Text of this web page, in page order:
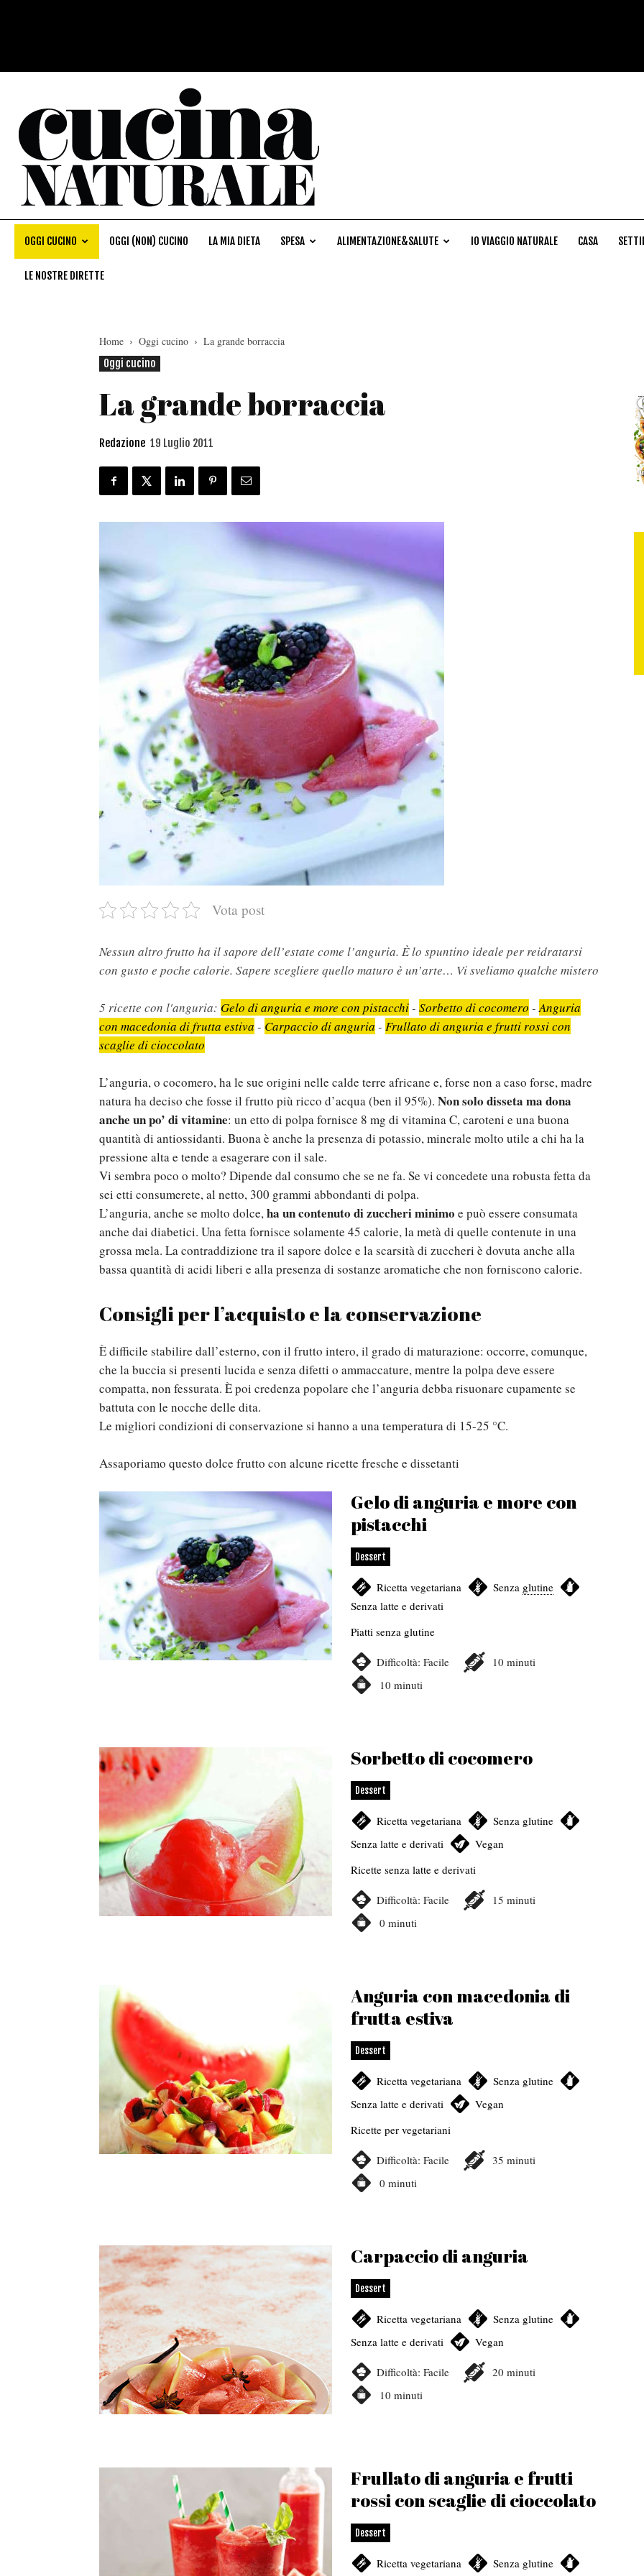
OGGI CUCINO OGGI (NON) CUCINO LA MIA DIETA SPESA ALIMENTAZIONE&SALUTE IO VIAGGIO NATURALE CASA
LE NOSTRE DIRETTE
Home Oggi cucino
La grande borraccia
Oggi cucino
La grande borraccia
Redazione 19 Luglio 2011
Vota post
Nessun altro frutto ha il sapore dell’estate come l’anguria. È lo spuntino ideale per reidratarsi
con gusto e poche calorie. Sapere scegliere quello maturo è un’arte… Vi sveliamo qualche mistero
5 ricette con l'anguria: Gelo di anguria e more con pistacchi - Sorbetto di cocomero -Anguria
con macedonia di frutta estiva - Carpaccio di anguria - Frullato di anguria e frutti rossi con
scaglie di cioccolato
L’anguria, o cocomero, ha le sue origini nelle calde terre africane e, forse non a caso forse, madre
natura ha deciso che fosse il frutto più ricco d’acqua (ben il 95%). Non solo disseta ma dona
anche un po’ di vitamine: un etto di polpa fornisce 8 mg di vitamina C, caroteni e una buona
quantità di antiossidanti. Buona è anche la presenza di potassio, minerale molto utile a chi ha la
pressione alta e tende a esagerare con il sale.
Vi sembra poco o molto? Dipende dal consumo che se ne fa. Se vi concedete una robusta fetta da
sei etti consumerete, al netto, 300 grammi abbondanti di polpa.
L’anguria, anche se molto dolce,ha un contenuto di zuccheri minimo e può essere consumata
anche dai diabetici. Una fetta fornisce solamente 45 calorie, la metà di quelle contenute in una
grossa mela. La contraddizione tra il sapore dolce e la scarsità di zuccheri è dovuta anche alla
bassa quantità di acidi liberi e alla presenza di sostanze aromatiche che non forniscono calorie.
Consigli per l’acquisto e la conservazione
È difficile stabilire dall’esterno, con il frutto intero, il grado di maturazione: occorre, comunque,
che la buccia si presenti lucida e senza difetti o ammaccature, mentre la polpa deve essere
compatta, non fessurata. È poi credenza popolare che l’anguria debba risuonare cupamente se
battuta con le nocche delle dita.
Le migliori condizioni di conservazione si hanno a una temperatura di 15-25 °C.
Assaporiamo questo dolce frutto con alcune ricette fresche e dissetanti
Gelo di anguria e more con
pistacchi
Dessert
Ricetta vegetariana Senza glutine
Senza latte e derivati
Piatti senza glutine
Difficoltà: Facile 10 minuti
10 minuti
Sorbetto di cocomero
Dessert
Ricetta vegetariana Senza glutine
Senza latte e derivati
Vegan
Ricette senza latte e derivati
Difficoltà: Facile 15 minuti
0 minuti
Anguria con macedonia di
frutta estiva
Dessert
Ricetta vegetariana Senza glutine
Senza latte e derivati
Vegan
Ricette per vegetariani
Difficoltà: Facile 35 minuti
0 minuti
Carpaccio di anguria
Dessert
Ricetta vegetariana Senza glutine
Senza latte e derivati
Vegan
Difficoltà: Facile 20 minuti
10 minuti
Frullato di anguria e frutti
rossi con scaglie di cioccolato
Dessert
Ricetta vegetariana Senza glutine